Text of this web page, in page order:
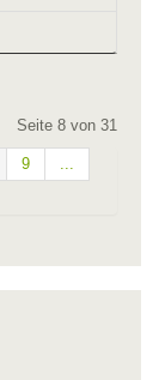
Seite 8 von 31
9